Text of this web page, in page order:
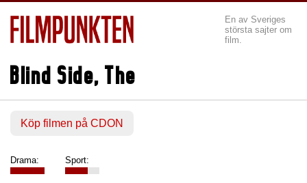
En av Sveriges
största sajter om
film.
Blind Side, The
Köp filmen på CDON
Drama: Sport: